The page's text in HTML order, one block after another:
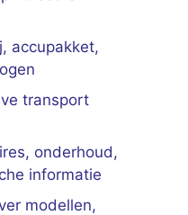
accupakket,
transport
onderhoud,
informatie
modellen,